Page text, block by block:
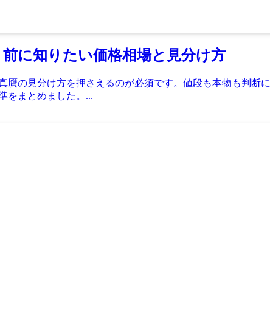
に知りたい価格相場と見分け方
贋の見分け方を押さえるのが必須です。値段も本物も判断
をまとめました。...